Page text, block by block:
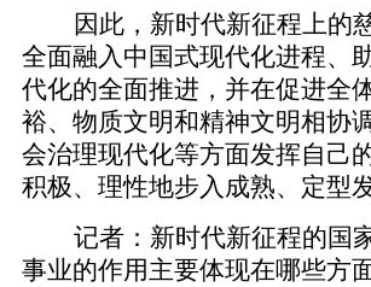
因此，新时代新征程上的
全面融入中国式现代化进程、
代化的全面推进，并在促进全
裕、物质文明和精神文明相协
会治理现代化等方面发挥自己
积极、理性地步入成熟、定型
记者：新时代新征程的国
事业的作用主要体现在哪些方